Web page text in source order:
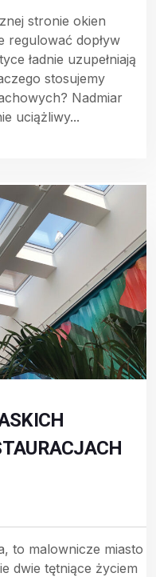
stronie okien
regulować dopływ
ładnie uzupełniają
stosujemy
Nadmiar
uciążliwy...
to malownicze miasto
dwie tętniące życiem